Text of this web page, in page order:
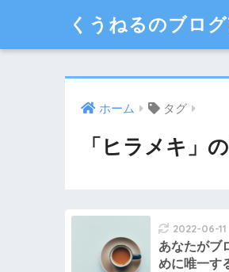
くうねるのブロ
ホーム タグ
「ヒラメキ」
2022-06-11
あなたがブ
めに唯一す